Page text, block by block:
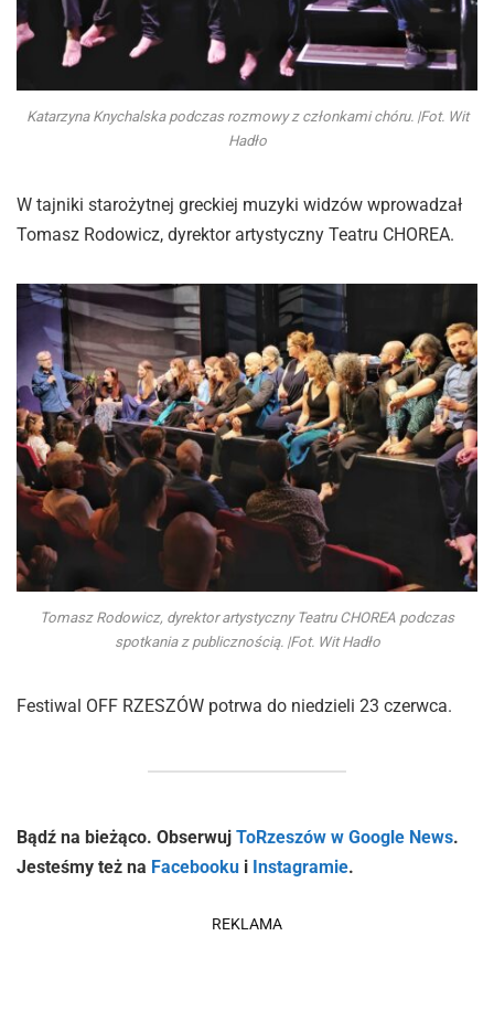
Katarzyna Knychalska podczas rozmowy z członkami chóru. |Fot. Wit
Hadło
W tajniki starożytnej greckiej muzyki widzów wprowadzał
Tomasz Rodowicz, dyrektor artystyczny Teatru CHOREA.
Tomasz Rodowicz, dyrektor artystyczny Teatru CHOREA podczas
spotkania z publicznością. |Fot. Wit Hadło
Festiwal OFF RZESZÓW potrwa do niedzieli 23 czerwca.
Bądź na bieżąco. Obserwuj ToRzeszów w Google News.
Jesteśmy też na Facebooku i Instagramie.
REKLAMA